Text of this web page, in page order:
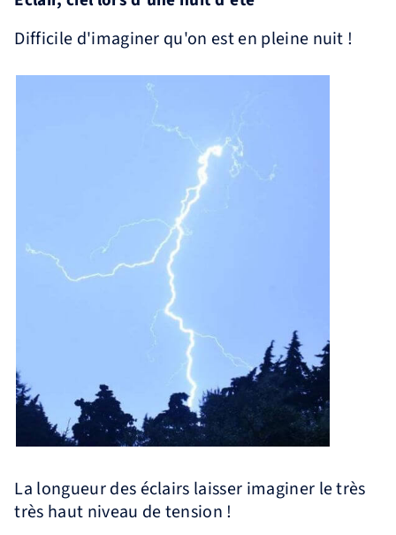
Difficile d'imaginer qu'on est en pleine nuit !
La longueur des éclairs laisser imaginer le très
très haut niveau de tension !